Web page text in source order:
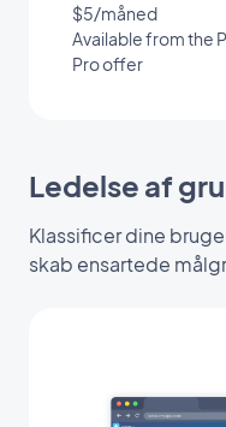
$5/måned
Available from the
Pro offer
Ledelse af
Klassificer dine
skab ensartede